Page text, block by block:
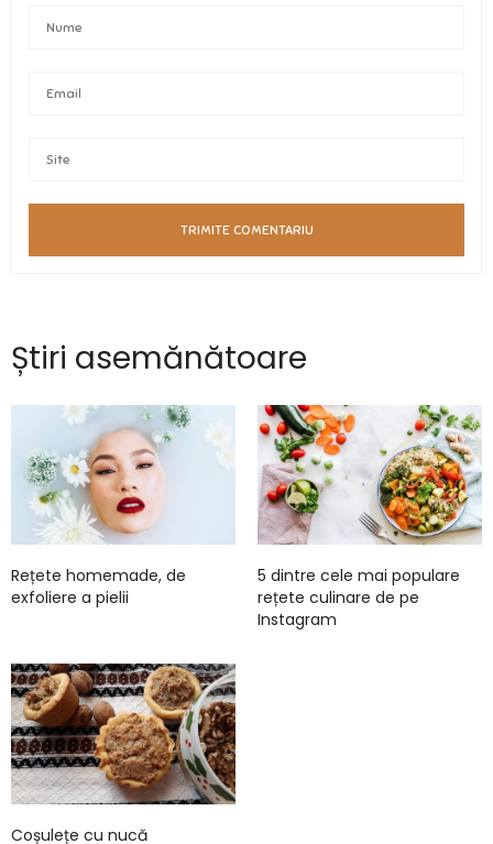
Știri asemănătoare
Rețete homemade, de
exfoliere a pielii
5 dintre cele mai populare
rețete culinare de pe
Instagram
Coșulețe cu nucă